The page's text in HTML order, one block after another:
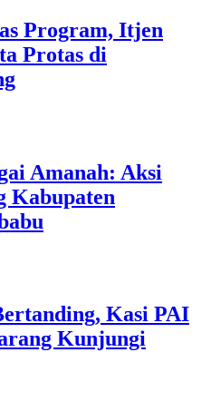
Program, Itjen
Protas di
Amanah: Aksi
Kabupaten
Kasi PAI
Kunjungi